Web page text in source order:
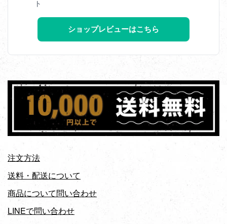
ト
ショップレビューはこちら
注文方法
送料・配送について
商品について問い合わせ
LINEで問い合わせ